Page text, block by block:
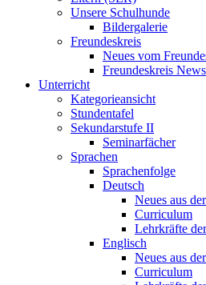
Unsere Schulhunde
Bildergalerie
Freundeskreis
Neues vom
Freundeskreis
Unterricht
Kategorieansicht
Stundentafel
Sekundarstufe II
Seminarfächer
Sprachen
Sprachenfolge
Deutsch
Neues aus
Curriculum
Lehrkräfte
Englisch
Neues aus
Curriculum